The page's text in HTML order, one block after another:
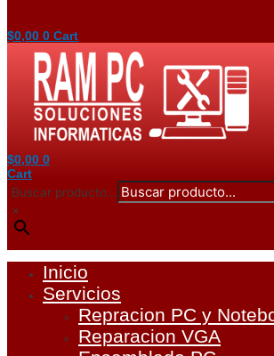
$0,00 0 Cart
$0,00 0
Cart
Buscar producto...
×
Inicio
Servicios
Repracion PC y
Reparacion VGA